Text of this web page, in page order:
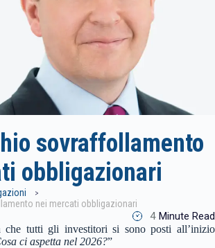
sovraffollamento
obbligazionari
nei mercati obbligazionari
4 Minute Read
che tutti gli investitori si sono posti all’inizio
ci aspetta nel 2026?”